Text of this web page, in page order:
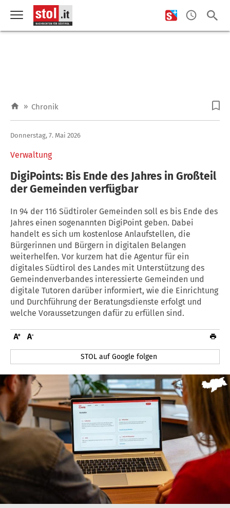
» Chronik
Verwaltung
Donnerstag, 7. Mai 2026
DigiPoints: Bis Ende des Jahres in Großteil
der Gemeinden verfügbar
In 94 der 116 Südtiroler Gemeinden soll es bis Ende des
Jahres einen sogenannten DigiPoint geben. Dabei
handelt es sich um kostenlose Anlaufstellen, die
Bürgerinnen und Bürgern in digitalen Belangen
weiterhelfen. Vor kurzem hat die Agentur für ein
digitales Südtirol des Landes mit Unterstützung des
Gemeindenverbandes interessierte Gemeinden und
digitale Tutoren darüber informiert, wie die Einrichtung
und Durchführung der Beratungsdienste erfolgt und
welche Voraussetzungen dafür zu erfüllen sind.
STOL auf Google folgen